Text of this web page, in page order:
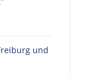
und